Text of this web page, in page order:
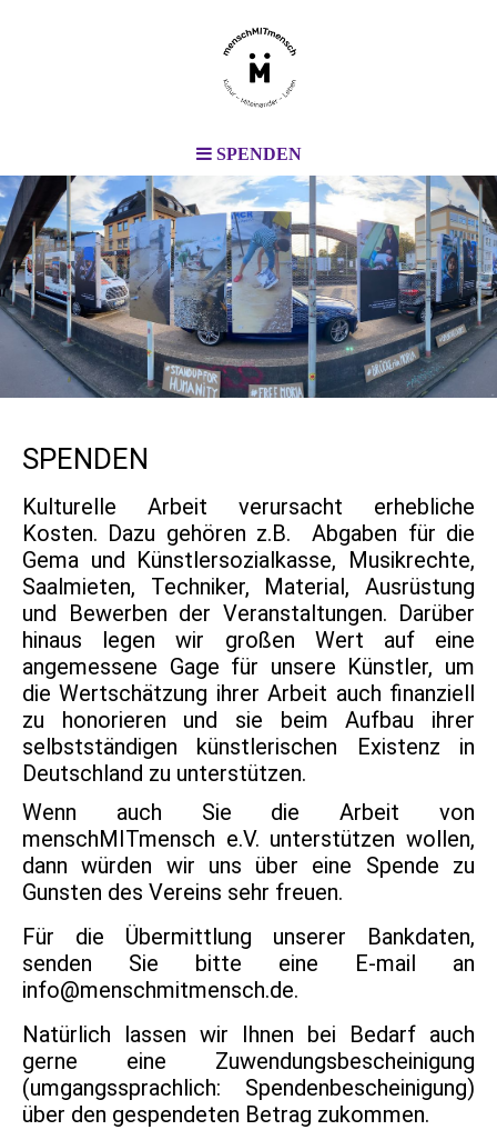
SPENDEN
SPENDEN
Kulturelle Arbeit verursacht erhebliche
Kosten. Dazu gehören z.B. Abgaben für die
Gema und Künstlersozialkasse, Musikrechte,
Saalmieten, Techniker, Material, Ausrüstung
und Bewerben der Veranstaltungen. Darüber
hinaus legen wir großen Wert auf eine
angemessene Gage für unsere Künstler, um
die Wertschätzung ihrer Arbeit auch finanziell
zu honorieren und sie beim Aufbau ihrer
selbstständigen künstlerischen Existenz in
Deutschland zu unterstützen.
Wenn auch Sie die Arbeit von
menschMITmensch e.V. unterstützen wollen,
dann würden wir uns über eine Spende zu
Gunsten des Vereins sehr freuen.
Für die Übermittlung unserer Bankdaten,
senden Sie bitte eine E-mail an
info@menschmitmensch.de.
Natürlich lassen wir Ihnen bei Bedarf auch
gerne eine Zuwendungsbescheinigung
(umgangssprachlich: Spendenbescheinigung)
über den gespendeten Betrag zukommen.